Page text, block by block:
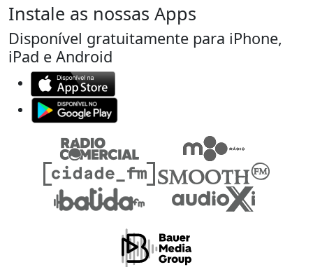
Instale as nossas Apps
Disponível gratuitamente para iPhone,
iPad e Android